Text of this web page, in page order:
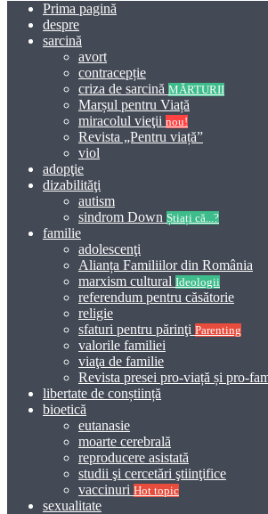
Prima pagină
despre
sarcină
avort
contracepție
criza de sarcină MĂRTURII
Marșul pentru Viață
miracolul vieţii nou!
Revista „Pentru viață”
viol
adopţie
dizabilităţi
autism
sindrom Down Știați că...?
familie
adolescenţi
Alianța Familiilor din România
marxism cultural Ideologii
referendum pentru căsătorie
religie
sfaturi pentru părinţi Parenting
valorile familiei
viaţa de familie
Revista presei pro-viață și pro-
libertate de conștiință
bioetică
eutanasie
moarte cerebrală
reproducere asistată
studii şi cercetări ştiinţifice
vaccinuri Hot topic
sexualitate